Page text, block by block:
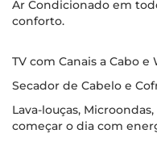
Ar Condicionado em
conforto.
TV com Canais a Cabo
​Secador de Cabelo e
Lava-louças,
começar o dia com